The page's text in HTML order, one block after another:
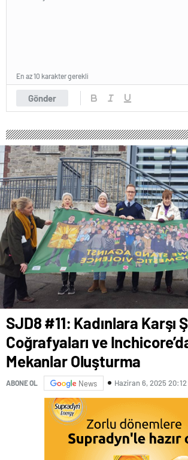
Gönder
En az 10 karakter gerekli
SJD8 #11: Kadınlara Karşı
Coğrafyaları ve
Mekanlar Oluşturma
ABONE OL News Haziran 6, 2025 20:12